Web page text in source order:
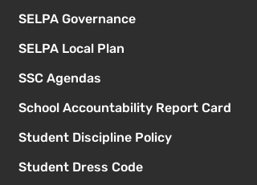
SELPA Governance
SELPA Local Plan
SSC Agendas
School Accountability Report Card
Student Discipline Policy
Student Dress Code